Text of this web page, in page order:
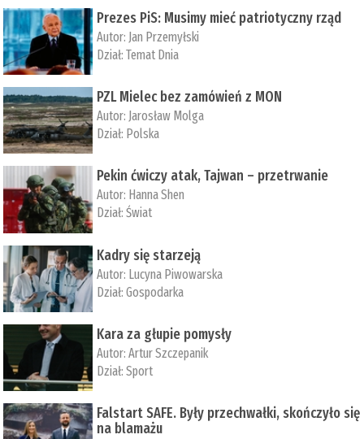
Prezes PiS: Musimy mieć patriotyczny rząd
Autor: Jan Przemyłski
Dział:Temat Dnia
PZL Mielec bez zamówień z MON
Autor: Jarosław Molga
Dział: Polska
Pekin ćwiczy atak, Tajwan – przetrwanie
Autor: ­Hanna Shen
Dział:Świat
Kadry się starzeją
Autor: Lucyna Piwowarska
Dział:Gospodarka
Kara za głupie pomysły
Autor:Artur Szczepanik
Dział:Sport
Falstart SAFE. Były przechwałki, skończyło się
na blamażu